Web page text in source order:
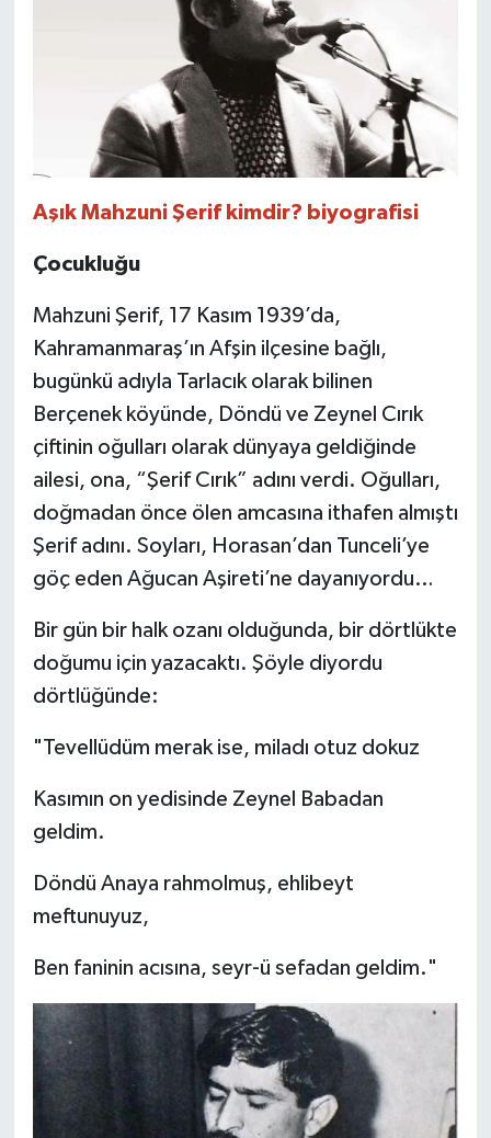
Aşık Mahzuni Şerif kimdir? biyografisi
Çocukluğu
Mahzuni Şerif, 17 Kasım 1939’da,
Kahramanmaraş’ın Afşin ilçesine bağlı,
bugünkü adıyla Tarlacık olarak bilinen
Berçenek köyünde, Döndü ve Zeynel Cırık
çiftinin oğulları olarak dünyaya geldiğinde
ailesi, ona, “Şerif Cırık” adını verdi. Oğulları,
doğmadan önce ölen amcasına ithafen almıştı
Şerif adını. Soyları, Horasan’dan Tunceli’ye
göç eden Ağucan Aşireti’ne dayanıyordu…
Bir gün bir halk ozanı olduğunda, bir dörtlükte
doğumu için yazacaktı. Şöyle diyordu
dörtlüğünde:
"Tevellüdüm merak ise, miladı otuz dokuz
Kasımın on yedisinde Zeynel Babadan
geldim.
Döndü Anaya rahmolmuş, ehlibeyt
meftunuyuz,
Ben faninin acısına, seyr-ü sefadan geldim."